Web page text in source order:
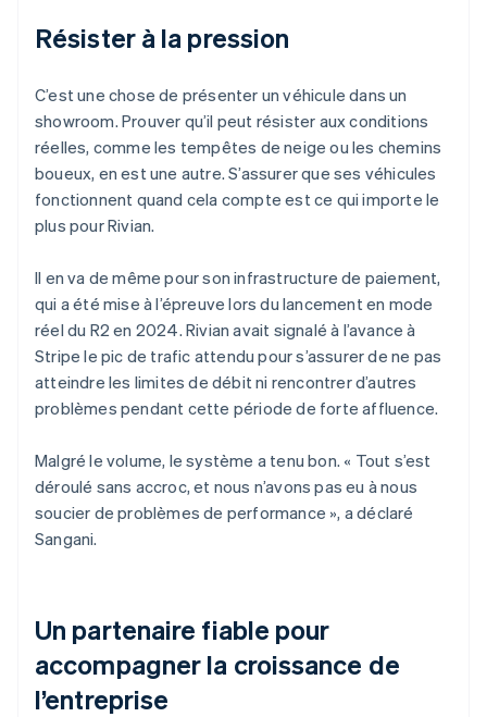
Résister à la pression
C’est une chose de présenter un véhicule dans un
showroom. Prouver qu’il peut résister aux conditions
réelles, comme les tempêtes de neige ou les chemins
boueux, en est une autre. S’assurer que ses véhicules
fonctionnent quand cela compte est ce qui importe le
plus pour Rivian.
Il en va de même pour son infrastructure de paiement,
qui a été mise à l’épreuve lors du lancement en mode
réel du R2 en 2024. Rivian avait signalé à l’avance à
Stripe le pic de trafic attendu pour s’assurer de ne pas
atteindre les limites de débit ni rencontrer d’autres
problèmes pendant cette période de forte affluence.
Malgré le volume, le système a tenu bon. « Tout s’est
déroulé sans accroc, et nous n’avons pas eu à nous
soucier de problèmes de performance », a déclaré
Sangani.
Un partenaire fiable pour
accompagner la croissance de
l’entreprise